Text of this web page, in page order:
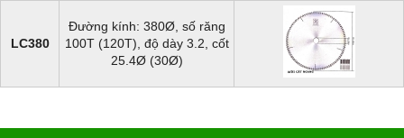
LC380
Đường kính: 380Ø, số răng
100T (120T), độ dày 3.2, cốt
25.4Ø (30Ø)